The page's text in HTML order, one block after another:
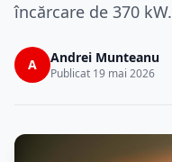
încărcare de 370 kW.
A Andrei Munteanu
Publicat 19 mai 2026